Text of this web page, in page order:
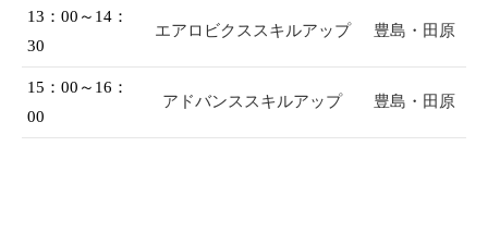
13：00～14：
30
エアロビクススキルアップ 豊島・田原
15：00～16：
00
アドバンススキルアップ 豊島・田原